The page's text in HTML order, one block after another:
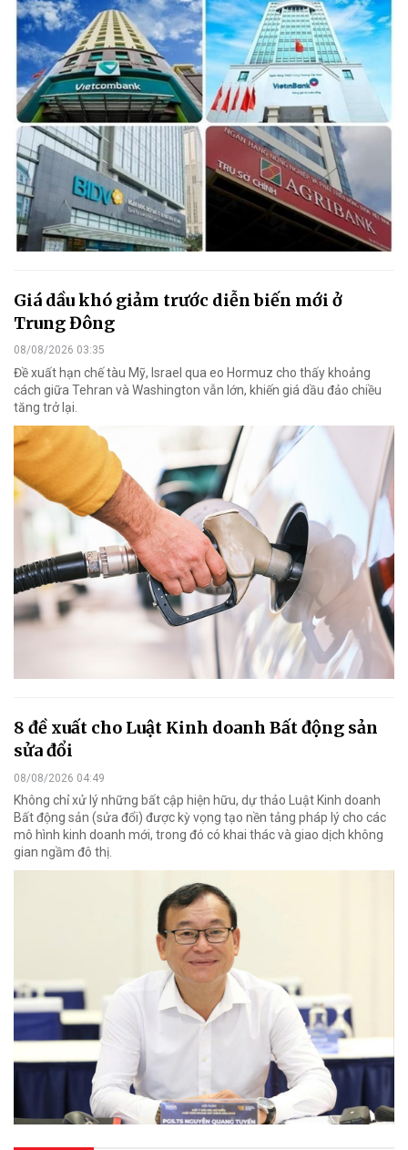
Giá dầu khó giảm trước diễn biến mới ở
Trung Đông
08/08/2026 03:35
Đề xuất hạn chế tàu Mỹ, Israel qua eo Hormuz cho thấy khoảng
cách giữa Tehran và Washington vẫn lớn, khiến giá dầu đảo chiều
tăng trở lại.
8 đề xuất cho Luật Kinh doanh Bất động sản
sửa đổi
08/08/2026 04:49
Không chỉ xử lý những bất cập hiện hữu, dự thảo Luật Kinh doanh
Bất động sản (sửa đổi) được kỳ vọng tạo nền tảng pháp lý cho các
mô hình kinh doanh mới, trong đó có khai thác và giao dịch không
gian ngầm đô thị.